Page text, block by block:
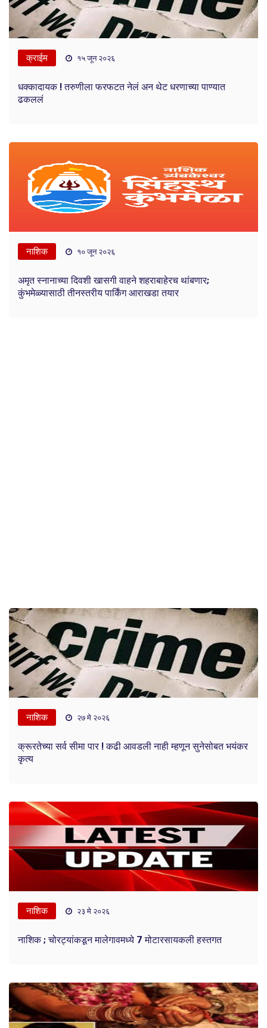
क्राईम १५ जून २०२६
धक्कादायक ! तरुणीला फरफटत नेलं अन थेट धरणाच्या पाण्यात
ढकललं
नाशिक १० जून २०२६
अमृत स्नानाच्या दिवशी खासगी वाहने शहराबाहेरच थांबणार;
कुंभमेळ्यासाठी तीनस्तरीय पार्किंग आराखडा तयार
नाशिक २७ मे २०२६
क्रूरतेच्या सर्व सीमा पार ! कढी आवडली नाही म्हणून सुनेसोबत भयंकर
कृत्य
नाशिक २३ मे २०२६
नाशिक ; चोरट्यांकडून मालेगावमध्ये 7 मोटारसायकली हस्तगत